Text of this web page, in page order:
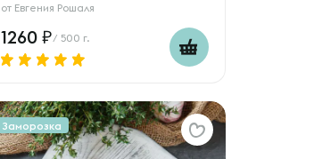
от Евгения Рошаля
1260 / 500 г.
Заморозка